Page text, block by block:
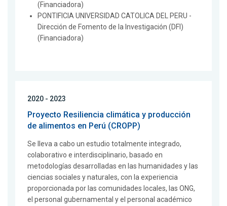
(Financiadora)
PONTIFICIA UNIVERSIDAD CATOLICA DEL PERU -
Dirección de Fomento de la Investigación (DFI)
(Financiadora)
2020 - 2023
Proyecto Resiliencia climática y producción
de alimentos en Perú (CROPP)
Se lleva a cabo un estudio totalmente integrado,
colaborativo e interdisciplinario, basado en
metodologías desarrolladas en las humanidades y las
ciencias sociales y naturales, con la experiencia
proporcionada por las comunidades locales, las ONG,
el personal gubernamental y el personal académico